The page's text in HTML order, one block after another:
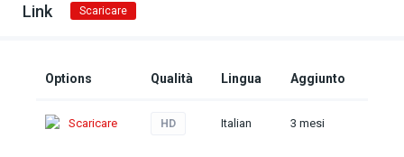
Link Scaricare
Options Qualità Lingua Aggiunto
Scaricare HD Italian 3 mesi